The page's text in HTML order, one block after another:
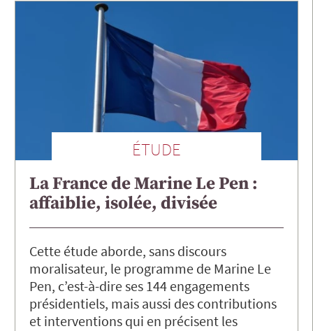
ÉTUDE
La France de Marine Le Pen :
affaiblie, isolée, divisée
Cette étude aborde, sans discours
moralisateur, le programme de Marine Le
Pen, c’est-à-dire ses 144 engagements
présidentiels, mais aussi des contributions
et interventions qui en précisent les